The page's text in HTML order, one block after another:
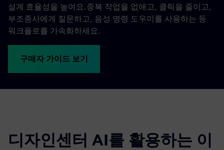
설계 효율성을 높여요.중복 작업을 없애고, 클릭을 줄이고,
부조종사에게 질문하고, 음성 명령 도우미를 사용하는 등
워크플로를 가속화하세요.
구매자 가이드 보기
디자인센터 AI를 활용하는 이